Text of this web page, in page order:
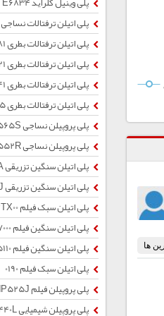
پلی اتیلن ترفتالات نساجی TG641
پلی اتیلن ترفتالات بطری BG781
پلی اتیلن ترفتالات بطری BG821
پلی اتیلن ترفتالات بطری BG841
پلی اتیلن ترفتالات بطری BG845
پلی پروپیلن نساجی HP565S
پلی پروپیلن نساجی HP552R
پلی اتیلن سنگین تزریقی 5620EA
پلی اتیلن سنگین تزریقی 2200J
پلی اتیلن سبک فیلم 2102TX00
پلی اتیلن سنگین فیلم F7000
پلی اتیلن سنگین فیلم HF5110
پلی اتیلن سبک فیلم 0190
پلی پروپیلن فیلم HP525J
پلی پروپیلن شیمیایی EP440L